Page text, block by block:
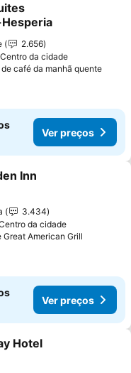
aos favoritos
2.656
da cidade
café da manhã quenteVer
Ver preços
aos favoritos
Inn
3.434
da cidade
Great American Grill
Ver preços
aos favoritos
Hotel